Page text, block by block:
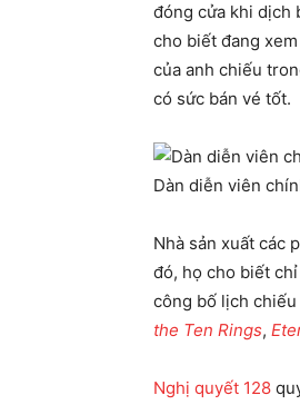
đóng cửa khi dịch
cho biết đang
của anh chiếu
có sức bán vé tốt.
Dàn diễn viên
Nhà sản xuất các
đó, họ cho biết
công bố lịch
the Ten Rings,
Nghị quyết 128